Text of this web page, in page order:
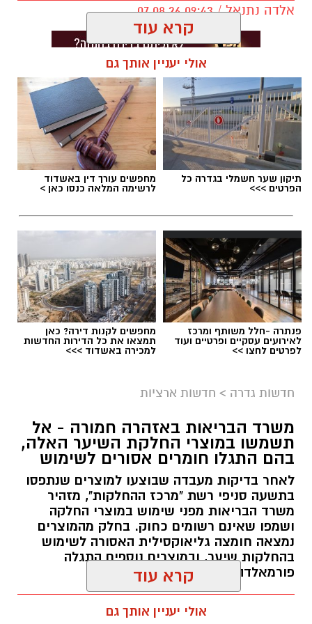
אלדה נתנאל / 09:43 07.08.26
תגים:דרושים באשדוד
במסגרת התפקיד יידרש המועמד להוביל את תחום
מקצועי, לפתח תוכניות חינוכיות, ליצור אירועי תוכן
ופרויקטים ייחודיים ולעבוד מול קהלים מגוונים, תוך
חיבור בין עולם התרבות, החינוך והקהילה.
בין דרישות התפקיד:
תואר אקדמי המוכר על ידי המועצה להשכלה
גבוהה.
ניסיון בפיתוח הדרכה ועמידה מול קהל.
ניסיון ויכולת בניהול והובלת צוות.
יכולת לפיתוח והפקת פרויקטים מיוחדים
קרא עוד
אולי יעניין אותך גם
תיקון שער חשמלי בגדרה כל
הפרטים >>>
מחפשים עורך דין באשדוד
לרשימה המלאה כנסו כאן >
פנתרה -חלל משותף ומרכז
לאירועים עסקיים ופרטיים ועוד
לפרטים לחצו >>
מחפשים לקנות דירה? כאן
תמצאו את כל הדירות החדשות
למכירה באשדוד >>>
חדשות גדרה > חדשות ארציות
משרד הבריאות באזהרה חמורה - אל
תשמשו במוצרי החלקת השיער האלה,
בהם התגלו חומרים אסורים לשימוש
לאחר בדיקות מעבדה שבוצעו למוצרים שנתפסו
בתשעה סניפי רשת "מרכז ההחלקות", מזהיר
משרד הבריאות מפני שימוש במוצרי החלקה
ושמפו שאינם רשומים כחוק. בחלק מהמוצרים
נמצאה חומצה גליאוקסילית האסורה לשימוש
בהחלקות שיער, ובמוצרים נוספים התגלה
פורמאלדהיד - חומר המוגדר כמסרטן
קרא עוד
אולי יעניין אותך גם